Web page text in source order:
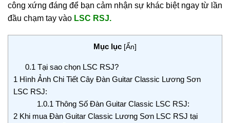
công xứng đáng để bạn cảm nhận sự khác biệt ngay từ lần
đầu chạm tay vào LSC RSJ.
Mục lục [Ẩn]
0.1 Tại sao chọn LSC RSJ?
1 Hình Ảnh Chi Tiết Cây Đàn Guitar Classic Lương Sơn
LSC RSJ:
1.0.1 Thông Số Đàn Guitar Classic LSC RSJ:
2 Khi mua Đàn Guitar Classic Lương Sơn LSC RSJ tại